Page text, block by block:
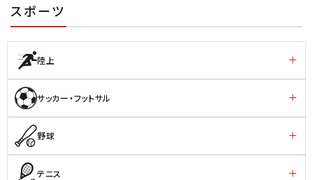
スポーツ
陸上
サッカー・フットサル
野球
テニス